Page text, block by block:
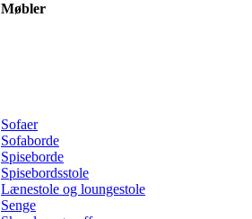
Møbler
Sofaer
Sofaborde
Spiseborde
Spisebordsstole
Lænestole og loungestole
Senge